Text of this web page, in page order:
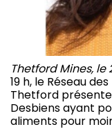
Thetford Mines, le
19 h, le Réseau
Thetford
Desbiens ayant
aliments pour